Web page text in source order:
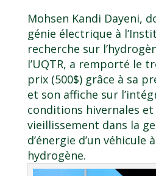
Mohsen Kandi Dayeni,
génie électrique à
recherche sur
l’UQTR, a remporté le
prix (500$) grâce à sa
et son affiche sur
conditions hivernales et
vieillissement dans la
d’énergie d’un véhicule à
hydrogène.